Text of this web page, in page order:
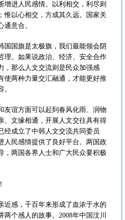
增进人民感情。以利相交，利尽则
惟以心相交，方成其久远。国家关
通意合。
国国旗是太极旗，我们最能领会阴
理。如果说政治、经济、安全合作
，那么人文交流则是民众加强感
使两种力量交汇融通，才能更好推
。
友谊方面可以起到春风化雨、润物
、文缘相通，开展人文交往具有得
经成立了中韩人文交流共同委员
人民感情提供了良好平台。两国政
，两国各界人士和广大民众要积极
近感，千百年来形成了血浓于水的
个感人的故事。2008年中国汶川